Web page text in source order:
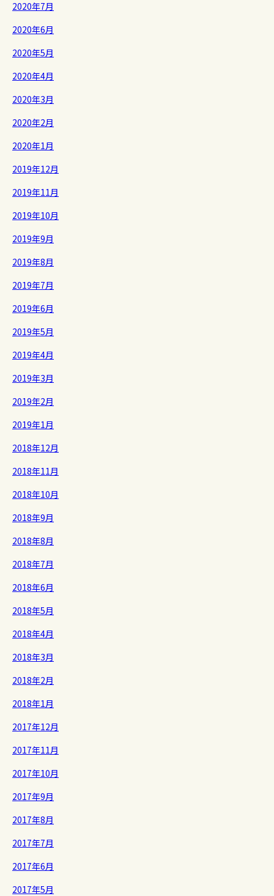
2020年7月
2020年6月
2020年5月
2020年4月
2020年3月
2020年2月
2020年1月
2019年12月
2019年11月
2019年10月
2019年9月
2019年8月
2019年7月
2019年6月
2019年5月
2019年4月
2019年3月
2019年2月
2019年1月
2018年12月
2018年11月
2018年10月
2018年9月
2018年8月
2018年7月
2018年6月
2018年5月
2018年4月
2018年3月
2018年2月
2018年1月
2017年12月
2017年11月
2017年10月
2017年9月
2017年8月
2017年7月
2017年6月
2017年5月